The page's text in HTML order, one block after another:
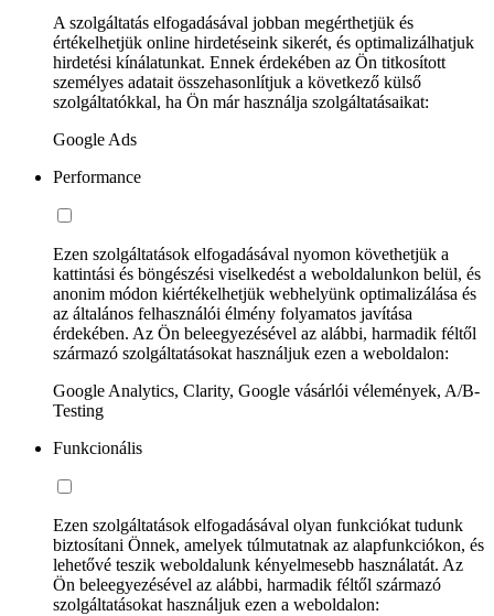
A szolgáltatás elfogadásával jobban megérthetjük és
értékelhetjük online hirdetéseink sikerét, és optimalizálhatjuk
hirdetési kínálatunkat. Ennek érdekében az Ön titkosított
személyes adatait összehasonlítjuk a következő külső
szolgáltatókkal, ha Ön már használja szolgáltatásaikat:
Google Ads
Performance
Ezen szolgáltatások elfogadásával nyomon követhetjük a
kattintási és böngészési viselkedést a weboldalunkon belül, és
anonim módon kiértékelhetjük webhelyünk optimalizálása és
az általános felhasználói élmény folyamatos javítása
érdekében. Az Ön beleegyezésével az alábbi, harmadik féltől
származó szolgáltatásokat használjuk ezen a weboldalon:
Google Analytics, Clarity, Google vásárlói vélemények, A/B-
Testing
Funkcionális
Ezen szolgáltatások elfogadásával olyan funkciókat tudunk
biztosítani Önnek, amelyek túlmutatnak az alapfunkciókon, és
lehetővé teszik weboldalunk kényelmesebb használatát. Az
Ön beleegyezésével az alábbi, harmadik féltől származó
szolgáltatásokat használjuk ezen a weboldalon: